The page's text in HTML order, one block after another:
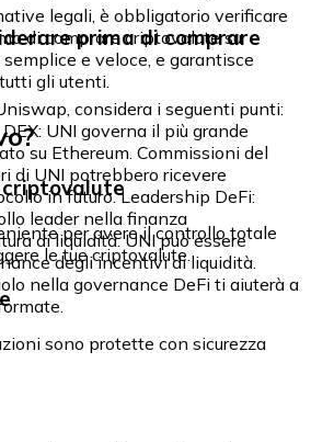
legali, è obbligatorio verificare
di comprare criptovalute su
e veloce, e garantisce
gli utenti.
prima di comprare
considera i seguenti punti:
UNI governa il più grande
su Ethereum. Commissioni del
di UNI potrebbero ricevere
in futuro. Leadership DeFi:
leader nella finanza
di liquidità: UNI può essere
degli incentivi di liquidità.
nella governance DeFi ti aiuterà a
per avere il controllo totale
le tue criptovalute.
sono protette con sicurezza